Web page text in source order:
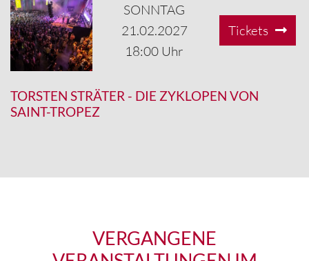
SONNTAG
21.02.2027
18:00 Uhr
Tickets
TORSTEN STRÄTER - DIE ZYKLOPEN VON
SAINT-TROPEZ
VERGANGENE